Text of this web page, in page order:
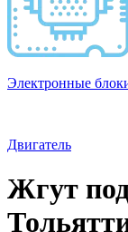
Электронные
Двигатель
Жгут